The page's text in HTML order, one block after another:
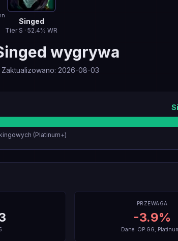
Singed
Tier S · 52.4% WR
wygrywa
Zaktualizowano: 2026-08-03
(Platinum+)
PRZEWAGA
-3.9%
Dane: OP.GG,